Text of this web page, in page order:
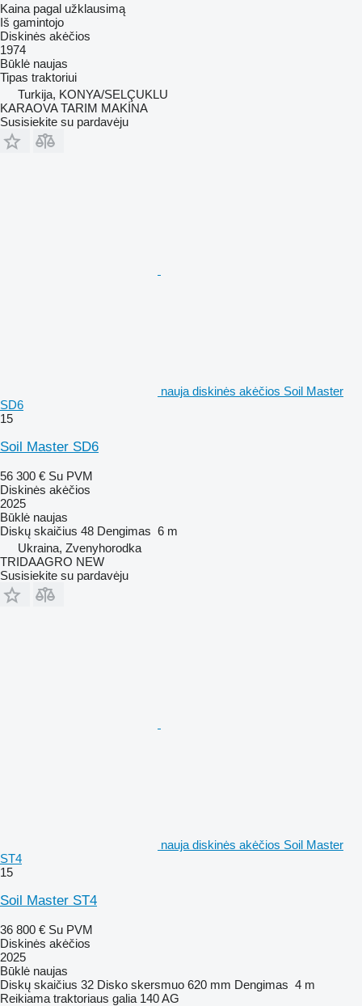
Kaina pagal užklausimą
Iš gamintojo
Diskinės akėčios
1974
Būklė naujas
Tipas traktoriui
Turkija, KONYA/SELÇUKLU
KARAOVA TARIM MAKİNA
Susisiekite su pardavėju
nauja diskinės akėčios Soil Master
SD6
15
Soil Master SD6
56 300 € Su PVM
Diskinės akėčios
2025
Būklė naujas
Diskų skaičius 48 Dengimas 6 m
Ukraina, Zvenyhorodka
TRIDAAGRO NEW
Susisiekite su pardavėju
nauja diskinės akėčios Soil Master
ST4
15
Soil Master ST4
36 800 € Su PVM
Diskinės akėčios
2025
Būklė naujas
Diskų skaičius 32 Disko skersmuo 620 mm Dengimas 4 m
Reikiama traktoriaus galia 140 AG